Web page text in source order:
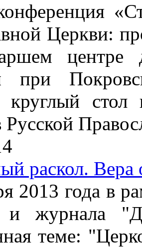
Церкви:
центре
при
круглый
Русской
раскол. Вера
2013 года в
журнала
теме: